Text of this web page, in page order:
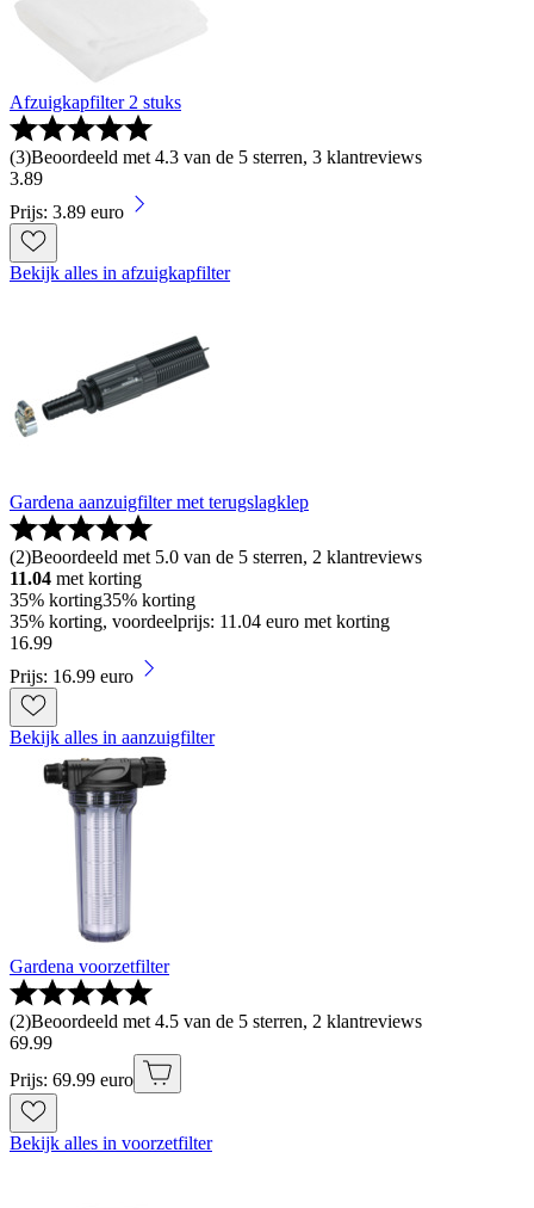
Afzuigkapfilter 2 stuks
(3)Beoordeeld met 4.3 van de 5 sterren, 3 klantreviews
3.89
Prijs: 3.89 euro
Bekijk alles in afzuigkapfilter
Gardena aanzuigfilter met terugslagklep
(2)Beoordeeld met 5.0 van de 5 sterren, 2 klantreviews
11.04 met korting
35% korting35% korting
35% korting, voordeelprijs: 11.04 euro met korting
16.99
Prijs: 16.99 euro
Bekijk alles in aanzuigfilter
Gardena voorzetfilter
(2)Beoordeeld met 4.5 van de 5 sterren, 2 klantreviews
69.99
Prijs: 69.99 euro
Bekijk alles in voorzetfilter